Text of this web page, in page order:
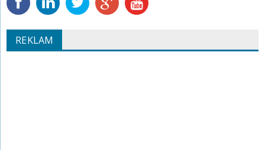
REKLAM